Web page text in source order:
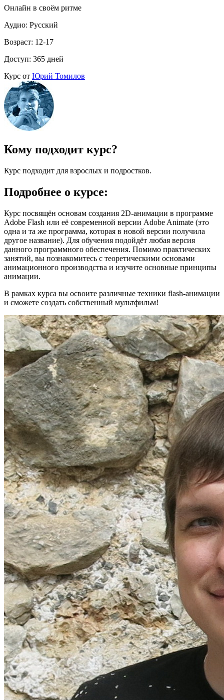
Онлайн в своём ритме
Аудио: Русский
Возраст: 12-17
Доступ: 365 дней
Курс от Юрий Томилов
Кому подходит курс?
Курс подходит для взрослых и подростков.
Подробнее о курсе:
Курс посвящён основам создания 2D-анимации в программе
Adobe Flash или её современной версии Adobe Animate (это
одна и та же программа, которая в новой версии получила
другое название). Для обучения подойдёт любая версия
данного программного обеспечения. Помимо практических
занятий, вы познакомитесь с теоретическими основами
анимационного производства и изучите основные принципы
анимации.
В рамках курса вы освоите различные техники flash-анимации
и сможете создать собственный мультфильм!